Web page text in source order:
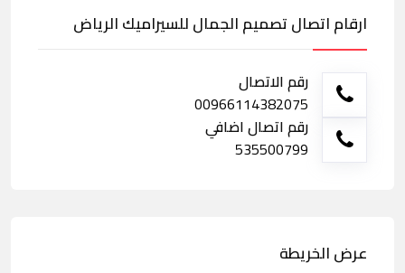
ارقام اتصال تصميم الجمال للسيراميك الرياض
رقم الاتصال
00966114382075
رقم اتصال اضافي
535500799
عرض الخريطة